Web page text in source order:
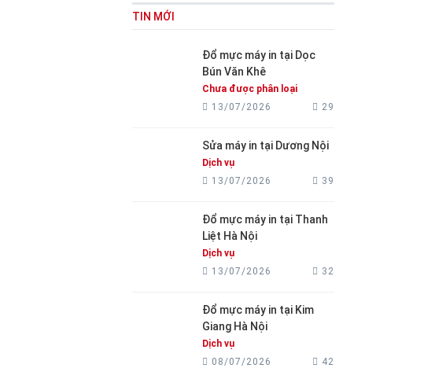
TIN MỚI
Đổ mực máy in tại Dọc
Bún Văn Khê
Chưa được phân loại
13/07/2026
29
Sửa máy in tại Dương Nội
Dịch vụ
13/07/2026
39
Đổ mực máy in tại Thanh
Liệt Hà Nội
Dịch vụ
13/07/2026
32
Đổ mực máy in tại Kim
Giang Hà Nội
Dịch vụ
08/07/2026
42